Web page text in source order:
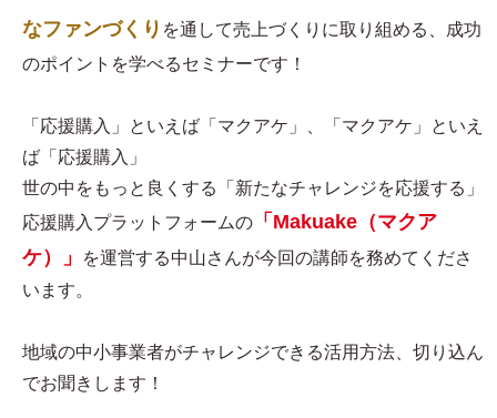
なファンづくり を通して売上づくりに取り組める、成功
のポイントを学べるセミナーです！
「応援購入」といえば「マクアケ」、「マクアケ」といえ
ば「応援購入」
世の中をもっと良くする「新たなチャレンジを応援する」
応援購入プラットフォームの 「Makuake（マクア
ケ）」
を運営する中山さんが今回の講師を務めてくださ
います。
地域の中小事業者がチャレンジできる活用方法、切り込ん
でお聞きします！